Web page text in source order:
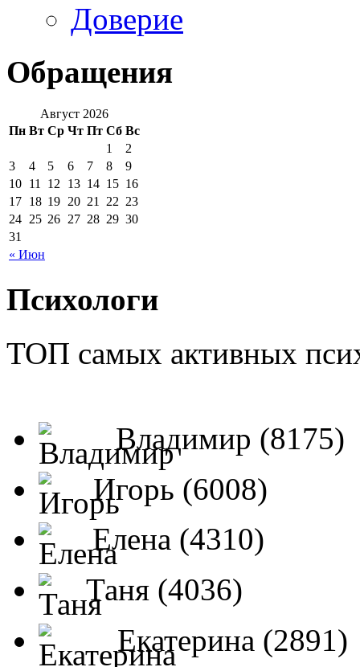
Доверие
Обращения
Август 2026
Пн Вт Ср Чт Пт Сб Вс
« Июн
1
2
3
4 5 6 7 8
9
10 11 12 13 14 15 16
17 18 19 20 21 22 23
24 25 26 27 28 29 30
31
Психологи
ТОП самых активных
Владимир (8175)
Игорь (6008)
Елена (4310)
Таня (4036)
Екатерина (2891)